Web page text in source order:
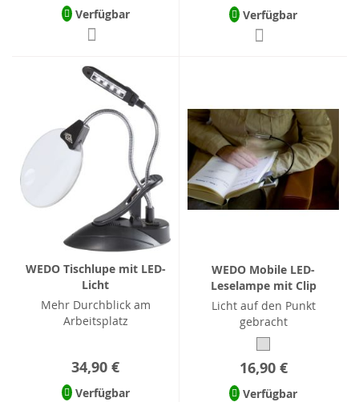
Verfügbar Verfügbar
WEDO Tischlupe mit LED-
Licht
Mehr Durchblick am
Arbeitsplatz
34,90 €
Verfügbar
WEDO Mobile LED-
Leselampe mit Clip
Licht auf den Punkt
gebracht
16,90 €
Verfügbar